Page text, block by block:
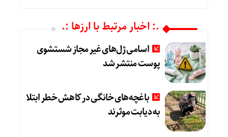
.: اخبار مرتبط با ارزها :.
اسامی ژل‌های غیر مجاز شستشوی
پوست منتشر شد
باغچه‌های خانگی در کاهش خطر ابتلا
به دیابت موثرند